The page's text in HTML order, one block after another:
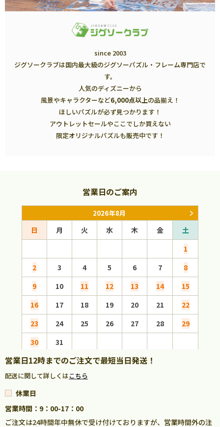
since 2003
ジグソークラブは国内最大級のジグソーパズル・フレーム専門店で
す。
人気のディズニーから
風景やキャラクターなど6,000点以上の品揃え！
ほしいパズルが必ず見つかります！
アウトレットセールやここでしか買えない
限定オリジナルパズルも販売中です！
営業日のご案内
2026年8月
日 月 火 水 木 金
土
1
2
3 4 5 6 7
8
9
10 11 12 13 14
15
16
17 18 19 20 21
22
23
24 25 26 27 28
29
30
31
営業日12時までのご注文で最短当日発送！
配送に関して詳しくはこちら
休業日
営業時間：9：00-17：00
ご注文は24時間年中無休で受け付けておりますが、営業時間外の注